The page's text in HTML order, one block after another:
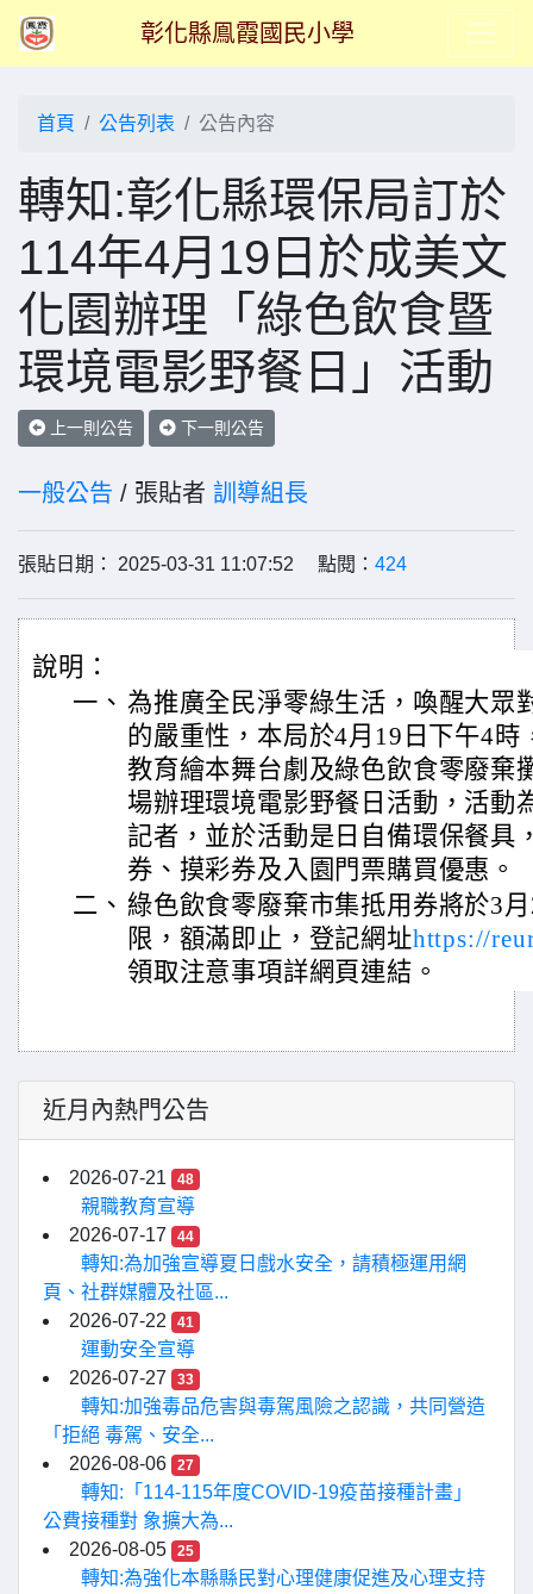
彰化縣鳯霞國民小學
首頁 公告列表 公告內容
轉知:彰化縣環保局訂於
114年4月19日於成美文
化園辦理「綠色飲食暨
環境電影野餐日」活動
上一則公告 下一則公告
一般公告 / 張貼者 訓導組長
張貼日期： 2025-03-31 11:07:52 點閱： 424
說明：
一、 為推廣全民淨零綠生活，喚醒大眾
的嚴重性，本局於4月19日下午4時
教育繪本舞台劇及綠色飲食零廢棄
場辦理環境電影野餐日活動，活動
記者，並於活動是日自備環保餐具
券、摸彩券及入園門票購買優惠。
二、 綠色飲食零廢棄市集抵用券將於3
限，額滿即止，登記網址https://
領取注意事項詳網頁連結。
近月內熱門公告
2026-07-21 48
親職教育宣導
2026-07-17
44
轉知:為加強宣導夏日戲水安全，請積極運用網
頁、社群媒體及社區...
2026-07-22
41
運動安全宣導
2026-07-27
33
轉知:加強毒品危害與毒駕風險之認識，共同營造
「拒絕 毒駕、安全...
2026-08-06
27
轉知:「114-115年度COVID-19疫苗接種計畫」
公費接種對 象擴大為...
2026-08-05
25
轉知:為強化本縣縣民對心理健康促進及心理支持